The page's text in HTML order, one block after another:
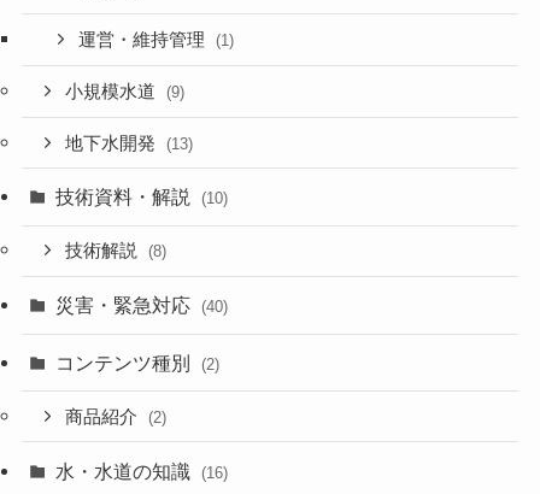
運営・維持管理 (1)
小規模水道 (9)
地下水開発 (13)
技術資料・解説 (10)
技術解説 (8)
災害・緊急対応 (40)
コンテンツ種別 (2)
商品紹介 (2)
水・水道の知識 (16)